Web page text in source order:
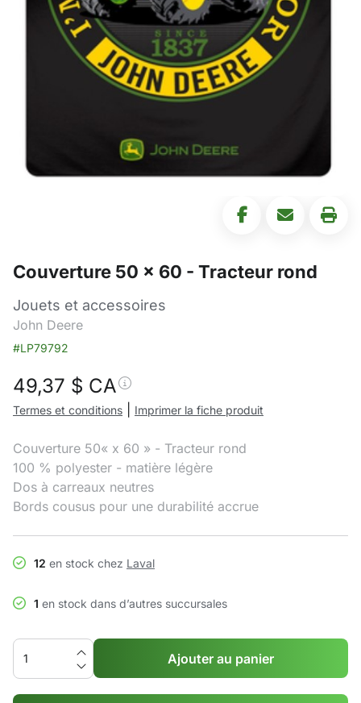
Couverture 50 x 60 - Tracteur rond
Jouets et accessoires
John Deere
#LP79792
49,37 $ CA
Termes et conditions Imprimer la fiche produit
Couverture 50« x 60 » - Tracteur rond
100 % polyester - matière légère
Dos à carreaux neutres
Bords cousus pour une durabilité accrue
12 en stock chez Laval
1 en stock dans d’autres succursales
Ajouter au panier